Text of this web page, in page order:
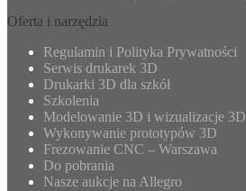
Oferta i narzędzia
Regulamin i Polityka Prywatności
Serwis drukarek 3D
Drukarki 3D dla szkół
Szkolenia
Modelowanie 3D i wizualizacje 3D
Wykonywanie prototypów 3D
Frezowanie CNC – Warszawa
Do pobrania
Nasze aukcje na Allegro